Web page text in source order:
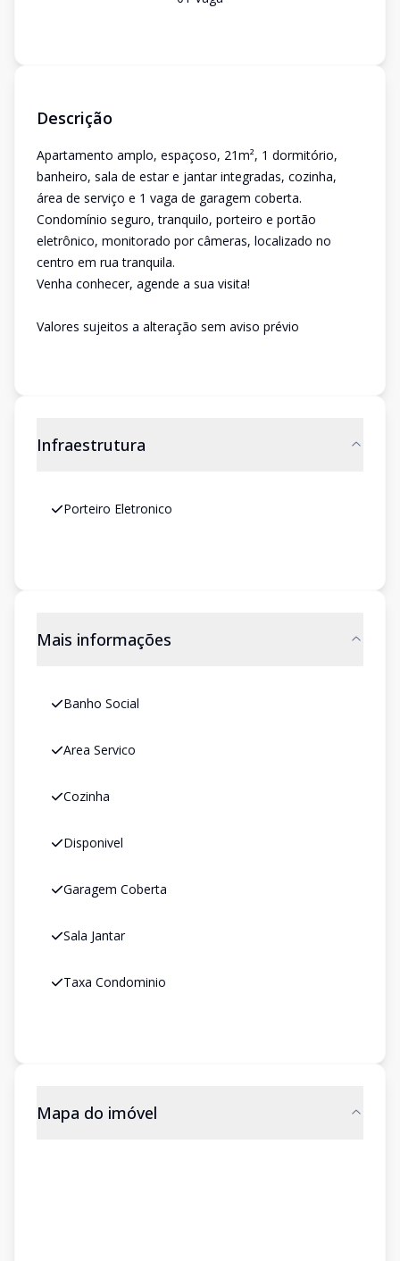
Descrição
Apartamento amplo, espaçoso, 21m², 1 dormitório,
banheiro, sala de estar e jantar integradas, cozinha,
área de serviço e 1 vaga de garagem coberta.
Condomínio seguro, tranquilo, porteiro e portão
eletrônico, monitorado por câmeras, localizado no
centro em rua tranquila.
Venha conhecer, agende a sua visita!
Valores sujeitos a alteração sem aviso prévio
Infraestrutura
Porteiro Eletronico
Mais informações
Banho Social
Area Servico
Cozinha
Disponivel
Garagem Coberta
Sala Jantar
Taxa Condominio
Mapa do imóvel